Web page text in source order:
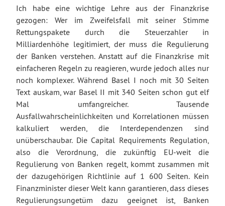
Ich habe eine wichtige Lehre aus der Finanzkrise
gezogen: Wer im Zweifelsfall mit seiner Stimme
Rettungspakete durch die Steuerzahler in
Milliardenhöhe legitimiert, der muss die Regulierung
der Banken verstehen. Anstatt auf die Finanzkrise mit
einfacheren Regeln zu reagieren, wurde jedoch alles nur
noch komplexer. Während Basel I noch mit 30 Seiten
Text auskam, war Basel II mit 340 Seiten schon gut elf
Mal umfangreicher. Tausende
Ausfallwahrscheinlichkeiten und Korrelationen müssen
kalkuliert werden, die Interdependenzen sind
unüberschaubar. Die Capital Requirements Regulation,
also die Verordnung, die zukünftig EU-weit die
Regulierung von Banken regelt, kommt zusammen mit
der dazugehörigen Richtlinie auf 1 600 Seiten. Kein
Finanzminister dieser Welt kann garantieren, dass dieses
Regulierungsungetüm dazu geeignet ist, Banken